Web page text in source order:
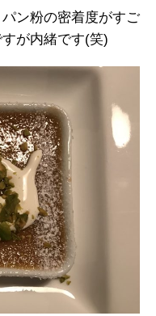
ン粉の密着度がすご
が内緒です(笑)